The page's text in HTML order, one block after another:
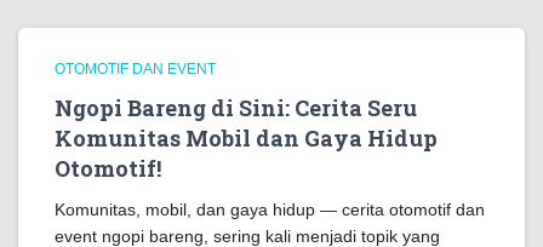
OTOMOTIF DAN EVENT
Ngopi Bareng di Sini: Cerita Seru
Komunitas Mobil dan Gaya Hidup
Otomotif!
Komunitas, mobil, dan gaya hidup — cerita otomotif dan
event ngopi bareng, sering kali menjadi topik yang